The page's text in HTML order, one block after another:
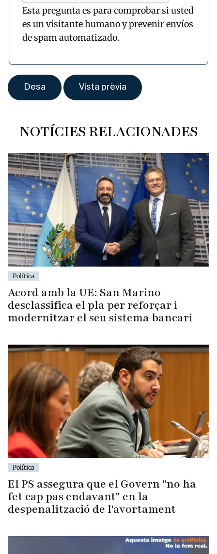
Esta pregunta es para comprobar si usted
es un visitante humano y prevenir envíos
de spam automatizado.
NOTÍCIES RELACIONADES
Política
Acord amb la UE: San Marino
desclassifica el pla per reforçar i
modernitzar el seu sistema bancari
Política
El PS assegura que el Govern "no ha
fet cap pas endavant" en la
despenalització de l'avortament